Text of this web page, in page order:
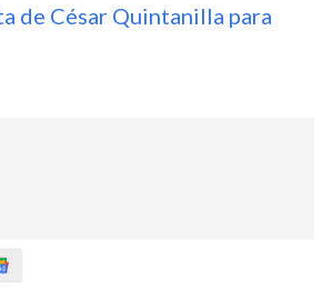
de César Quintanilla para